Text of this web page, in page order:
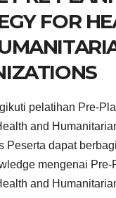
FOR
pelatihan Pre-
and
Peserta dapat
mengenai Pre-
and